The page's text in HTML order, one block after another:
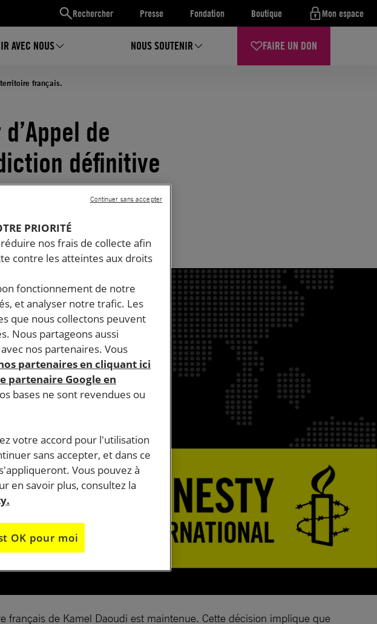
Rechercher Presse Fondation Boutique Mon espace
AVEC NOUS NOUS SOUTENIR FAIRE UN DON
français.
de
définitive
français de Kamel Daoudi est maintenue. Cette décision implique que
PRIORITÉ
nos frais de collecte afin
contre les atteintes aux droits
fonctionnement de notre
et analyser notre trafic. Les
que nous collectons peuvent
Nous partageons aussi
nos partenaires. Vous
partenaires en cliquant ici
partenaire Google en
bases ne sont revendues ou
votre accord pour l'utilisation
sans accepter, et dans ce
Vous pouvez à
en savoir plus, consultez la
OK pour moi
Continuer sans accepter